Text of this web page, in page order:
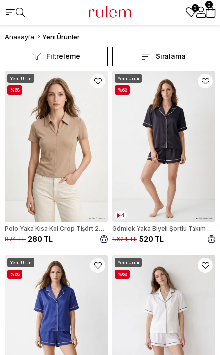
0
0
Anasayfa Yeni Ürünler
Filtreleme Sıralama
Polo Yaka Kısa Kol Crop Tişört 26651 Vizon
280 TL
874 TL
Yeni Ürün
%68
4
Gömlek Yaka Biyeli Şortlu Takım 8600A Siyah
520 TL
1.624 TL
Yeni Ürün
%68
Yeni Ürün
%68
Yeni Ürün
%68